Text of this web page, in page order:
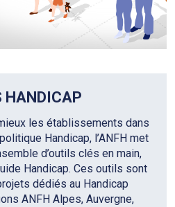
HANDICAP
les établissements dans
Handicap, l’ANFH met
d’outils clés en main,
Handicap. Ces outils sont
dédiés au Handicap
ANFH Alpes, Auvergne,